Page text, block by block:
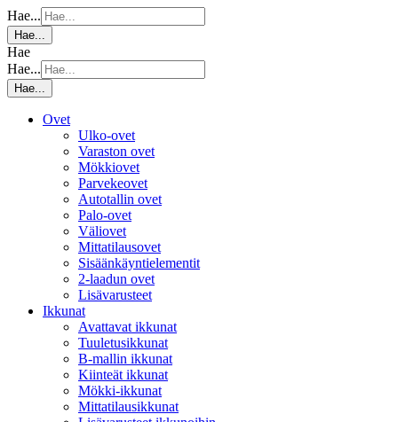
Hae...
Hae...
Hae
Hae...
Hae...
Ovet
Ulko-ovet
Varaston ovet
Mökkiovet
Parvekeovet
Autotallin ovet
Palo-ovet
Väliovet
Mittatilausovet
Sisäänkäyntielementit
2-laadun ovet
Lisävarusteet
Ikkunat
Avattavat ikkunat
Tuuletusikkunat
B-mallin ikkunat
Kiinteät ikkunat
Mökki-ikkunat
Mittatilausikkunat